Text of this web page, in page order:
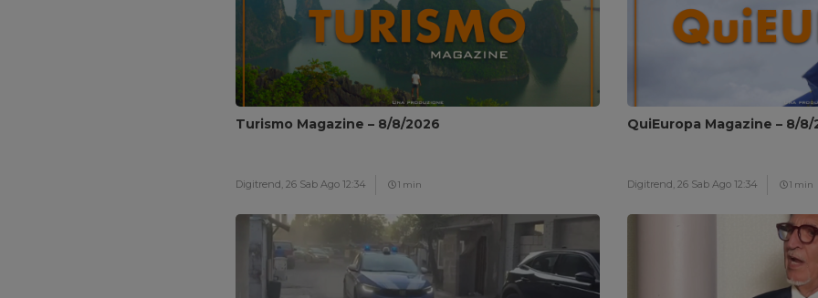
Turismo Magazine – 8/8/2026
Digitrend, 26 Sab Ago 12:34 1 min
QuiEuropa Magazine – 8/8/
Digitrend, 26 Sab Ago 12:34 1 min